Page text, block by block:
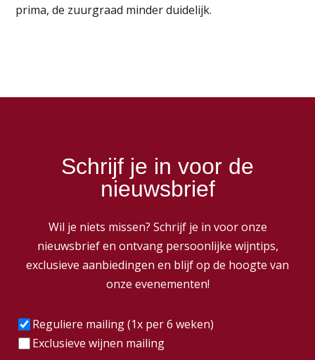
prima, de zuurgraad minder duidelijk.
Schrijf je in voor de
nieuwsbrief
Wil je niets missen? Schrijf je in voor onze
nieuwsbrief en ontvang persoonlijke wijntips,
exclusieve aanbiedingen en blijf op de hoogte van
onze evenementen!
Frequentie(Vereist)
Reguliere mailing (1x per 6 weken)
Exclusieve wijnen mailing